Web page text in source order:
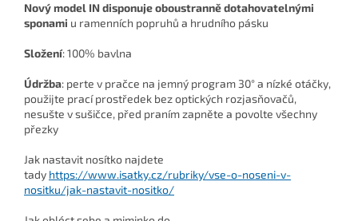
Nový model IN disponuje oboustranně dotahovatelnými
sponami u ramenních popruhů a hrudního pásku
Složení:100% bavlna
Údržba: perte v pračce na jemný program 30° a nízké otáčky,
použijte prací prostředek bez optických rozjasňovačů,
nesušte v sušičce, před praním zapněte a povolte všechny
přezky
Jak nastavit nosítko najdete
tady https://www.isatky.cz/rubriky/vse-o-noseni-v-
nositku/jak-nastavit-nositko/